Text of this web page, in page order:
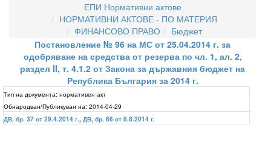
ЕПИ Нормативни актове
НОРМАТИВНИ АКТОВЕ - ПО МАТЕРИЯ
ФИНАНСОВО ПРАВО
Бюджет
Постановление № 96 на МС от 25.04.2014 г. за
одобряване на средства от резерва по чл. 1, ал. 2,
раздел II, т. 4.1.2 от Закона за държавния бюджет на
Република България за 2014 г.
Тип на документа: нормативен акт
Обнародван/Публикуван на: 2014-04-29
ДВ, бр. 37 от 29.4.2014 г., ДВ, бр. 66 от 8.8.2014 г.